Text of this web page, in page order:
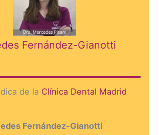
Fernández-Gianotti
de la Clínica Dental Madrid
Fernández-Gianotti